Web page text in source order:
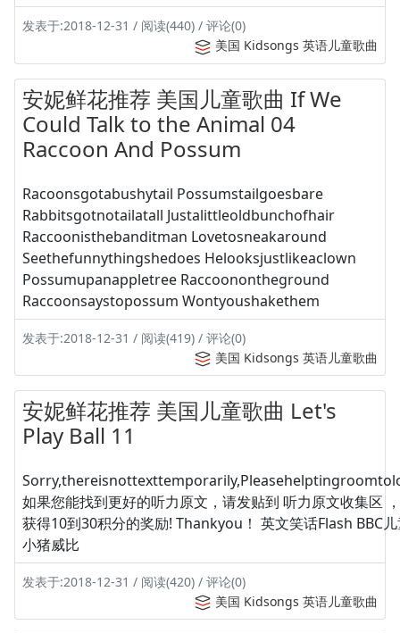
发表于:2018-12-31 / 阅读(440) / 评论(0)
美国 Kidsongs 英语儿童歌曲
安妮鲜花推荐 美国儿童歌曲 If We
Could Talk to the Animal 04
Raccoon And Possum
Racoonsgotabushytail Possumstailgoesbare
Rabbitsgotnotailatall Justalittleoldbunchofhair
Raccoonisthebanditman Lovetosneakaround
Seethefunnythingshedoes Helooksjustlikeaclown
Possumupanappletree Raccoonontheground
Raccoonsaystopossum Wontyoushakethem
发表于:2018-12-31 / 阅读(419) / 评论(0)
美国 Kidsongs 英语儿童歌曲
安妮鲜花推荐 美国儿童歌曲 Let's
Play Ball 11
如果您能找到更好的听力原文，请发贴到 听力原文收集区
获得10到30积分的奖励! Thankyou！ 英文笑话Flash BBC
小猪威比
发表于:2018-12-31 / 阅读(420) / 评论(0)
美国 Kidsongs 英语儿童歌曲